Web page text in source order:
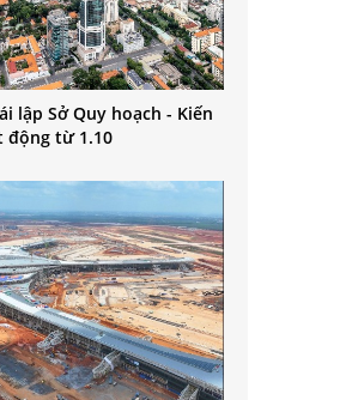
lập Sở Quy hoạch - Kiến
động từ 1.10